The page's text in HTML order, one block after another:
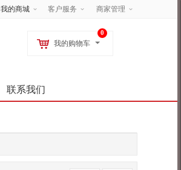
客户服务 商家管理
我的商城
0
我的购物车
联系我们